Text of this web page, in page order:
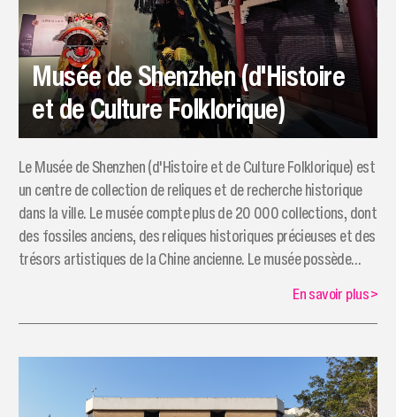
Musée de Shenzhen (d'Histoire
et de Culture Folklorique)
​Le Musée de Shenzhen (d'Histoire et de Culture Folklorique) est
un centre de collection de reliques et de recherche historique
dans la ville. Le musée compte plus de 20 000 collections, dont
des fossiles anciens, des reliques historiques précieuses et des
trésors artistiques de la Chine ancienne. Le musée possède
En savoir plus>